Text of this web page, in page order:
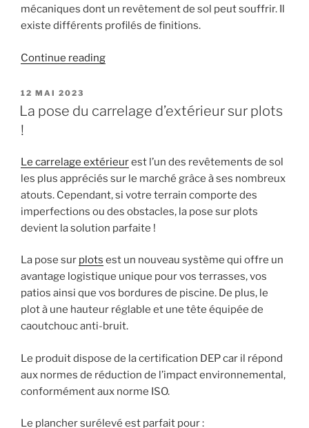
mécaniques dont un revêtement de sol peut souffrir. Il
existe différents profilés de finitions.
Continue reading« Quel
quelle
pour
murs
et
sols? »
POSTED
ON
12 MAI 2023
La pose du carrelage d’extérieur sur plots
!
Le carrelage extérieurest l’un des revêtements de sol
les plus appréciés sur le marché grâce à ses nombreux
atouts. Cependant, si votre terrain comporte des
imperfections ou des obstacles, la pose sur plots
devient la solution parfaite !
La pose sur plots est un nouveau système qui offre un
avantage logistique unique pour vos terrasses, vos
patios ainsi que vos bordures de piscine. De plus, le
plot à une hauteur réglable et une tête équipée de
caoutchouc anti-bruit.
Le produit dispose de la certification DEP car il répond
aux normes de réduction de l’impact environnemental,
conformément aux norme ISO.
Le plancher surélevé est parfait pour :